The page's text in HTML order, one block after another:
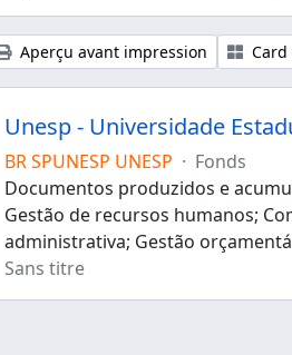
Aperçu avant impression Card
Unesp - Universidade
BR SPUNESP UNESP · Fonds
Documentos produzidos e
Gestão de recursos humanos;
administrativa; Gestão
Sans titre